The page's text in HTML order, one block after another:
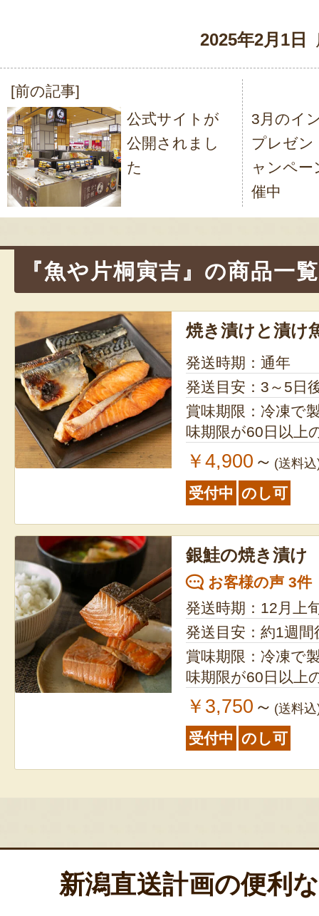
2025年2月1日
投
稿
ナ
ビ
ゲ
ョ
ン
[前の記事]
公式サイトが
公開されまし
た
3月のイ
プレゼン
ャンペー
催中
『魚や片桐寅吉』の商品一覧
焼き漬けと漬け
発送時期：通年
発送目安：3～5日
賞味期限：冷凍で製
味期限が60日以上
￥4,900 ～ (送料
受付中 のし可
銀鮭の焼き漬け
お客様の声 3件
発送時期：12月上
発送目安：約1週間
賞味期限：冷凍で製
味期限が60日以上
￥3,750 ～ (送料
受付中 のし可
新潟直送計画の便利